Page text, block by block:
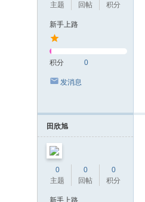
主题
回帖
积分
新手上路
积分 0
发消息
田欣旭
0
主题
0
回帖
0
积分
新手上路